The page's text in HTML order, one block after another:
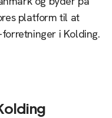
platform til at
i Kolding.